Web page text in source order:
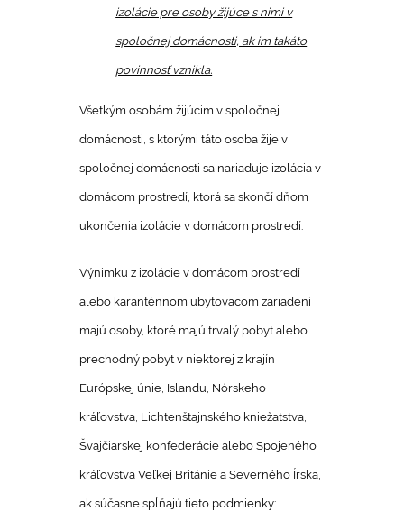
izolácie pre osoby žijúce s nimi v
spoločnej domácnosti, ak im takáto
povinnosť vznikla.
Všetkým osobám žijúcim v spoločnej
domácnosti, s ktorými táto osoba žije v
spoločnej domácnosti sa nariaďuje izolácia v
domácom prostredí, ktorá sa skončí dňom
ukončenia izolácie v domácom prostredí.
Výnimku z izolácie v domácom prostredí
alebo karanténnom ubytovacom zariadení
majú osoby, ktoré majú trvalý pobyt alebo
prechodný pobyt v niektorej z krajín
Európskej únie, Islandu, Nórskeho
kráľovstva, Lichtenštajnského kniežatstva,
Švajčiarskej konfederácie alebo Spojeného
kráľovstva Veľkej Británie a Severného Írska,
ak súčasne spĺňajú tieto podmienky: